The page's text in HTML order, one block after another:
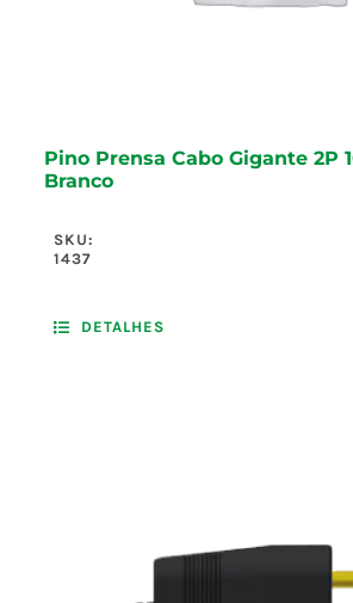
Pino Prensa Cabo Gigante 2P
Branco
SKU:
1437
DETALHES